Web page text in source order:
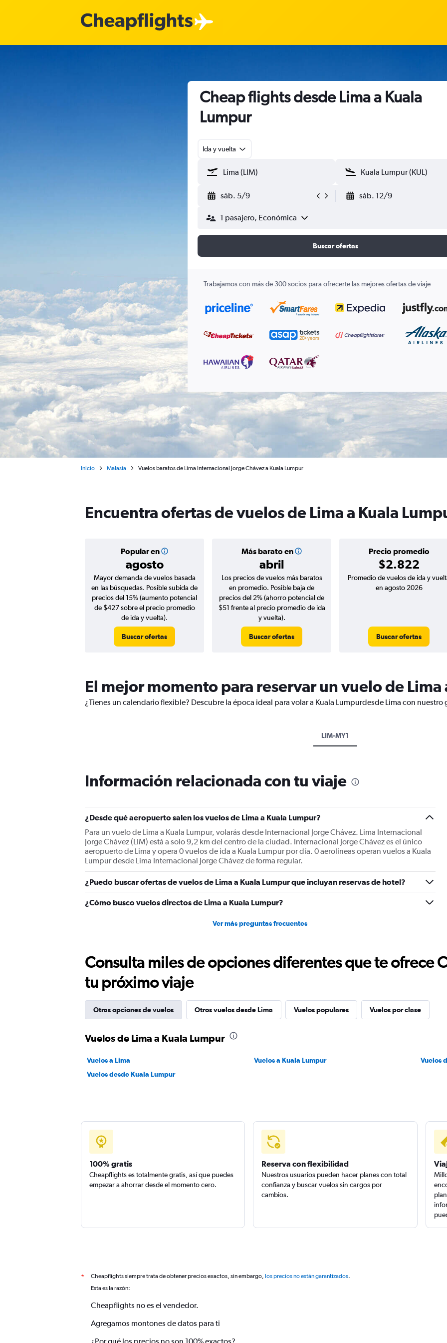
Cheap flights desde Lima a Kuala
Lumpur
Ida y vuelta
sáb. 5/9 sáb. 12/9
1 pasajero, Económica
Buscar ofertas
Trabajamos con más de 300 socios para ofrecerte las mejores ofertas de viaje
Inicio Malasia Vuelos baratos de Lima Internacional Jorge Chávez a Kuala Lumpur
Encuentra ofertas de vuelos de Lima a Kuala
Popular en
agosto
Más barato en
abril
Precio promedio
$2.822
Mayor demanda de vuelos basada
en las búsquedas. Posible subida de
precios del 15% (aumento potencial
de $427 sobre el precio promedio
de ida y vuelta).
Buscar ofertas
Los precios de vuelos más baratos
en promedio. Posible baja de
precios del 2% (ahorro potencial de
$51 frente al precio promedio de ida
y vuelta).
Buscar ofertas
Promedio de vuelos de ida y
en agosto 2026
Buscar ofertas
El mejor momento para reservar un vuelo de Lima
¿Tienes un calendario flexible? Descubre la época ideal para volar a Kuala Lumpurdesde Lima con
LIM-MY1
Información relacionada con tu viaje
¿Desde qué aeropuerto salen los vuelos de Lima a Kuala Lumpur?
Para un vuelo de Lima a Kuala Lumpur, volarás desde Internacional Jorge Chávez. Lima Internacional
Jorge Chávez (LIM) está a solo 9,2 km del centro de la ciudad. Internacional Jorge Chávez es el único
aeropuerto de Lima y opera 0 vuelos de ida a Kuala Lumpur por día. 0 aerolíneas operan vuelos a Kuala
Lumpur desde Lima Internacional Jorge Chávez de forma regular.
¿Puedo buscar ofertas de vuelos de Lima a Kuala Lumpur que incluyan reservas de hotel?
¿Cómo busco vuelos directos de Lima a Kuala Lumpur?
Ver más preguntas frecuentes
Consulta miles de opciones diferentes que te ofrece
tu próximo viaje
Otras opciones de vuelos Otros vuelos desde Lima Vuelos populares Vuelos por clase
Vuelos de Lima a Kuala Lumpur
Vuelos a Lima Vuelos a Kuala Lumpur
Vuelos
Vuelos desde Kuala Lumpur
100% gratis
Cheapflights es totalmente gratis, así que puedes
empezar a ahorrar desde el momento cero.
Reserva con flexibilidad
Nuestros usuarios pueden hacer planes con total
confianza y buscar vuelos sin cargos por
cambios.
* Cheapflights siempre trata de obtener precios exactos, sin embargo, los precios no están garantizados.
Esta es la razón:
Cheapflights no es el vendedor.
Agregamos montones de datos para ti
¿Por qué los precios no son 100% exactos?